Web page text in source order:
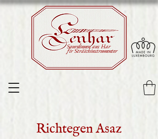
fir Sträichinstrumenter
Sourdinnen aus Har
Richtegen Asaz